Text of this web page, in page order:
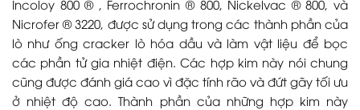
Incoloy 800 ® , Ferrochronin ® 800, Nickelvac ® 800, và
Nicrofer ® 3220, được sử dụng trong các thành phần của
lò như ống cracker lò hóa dầu và làm vật liệu để bọc
các phần tử gia nhiệt điện. Các hợp kim này nói chung
cũng được đánh giá cao vì đặc tính rão và đứt gãy tối ưu
ở nhiệt độ cao. Thành phần của những hợp kim này